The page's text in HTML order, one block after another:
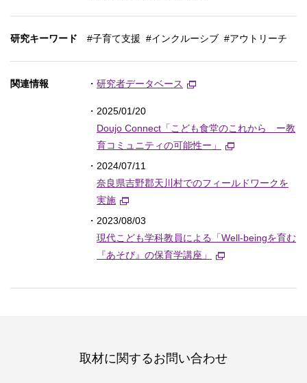
研究キーワード #子育て支援 #インクルーシブ #アウトリーチ
関連情報 ・ 研究者データベース
・2025/01/20
Doujo Connect「こども食堂のこれから ー教
育コミュニティの可能性ー」
・2024/07/11
奈良県吉野郡天川村でのフィールドワークを
実施
・2023/08/03
現代こども学科教員による「Well-beingを育む
『あそび』の保育学講座」
取材に関するお問い合わせ